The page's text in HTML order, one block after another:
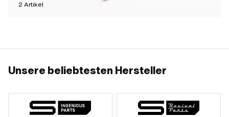
2 Artikel
Unsere beliebtesten Hersteller